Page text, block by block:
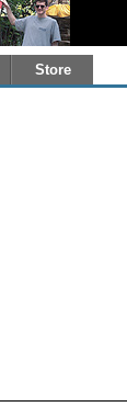
Store